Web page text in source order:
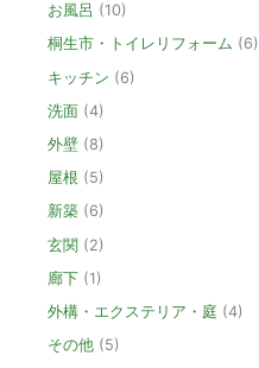
お風呂 (10)
桐生市・トイレリフォーム (6)
キッチン (6)
洗面 (4)
外壁 (8)
屋根 (5)
新築 (6)
玄関 (2)
廊下 (1)
外構・エクステリア・庭 (4)
その他 (5)